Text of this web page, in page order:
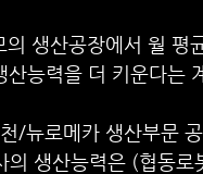
생산공장에서 월 평
산능력을 더 키운다는
/뉴로메카 생산부문
의 생산능력은 (협동